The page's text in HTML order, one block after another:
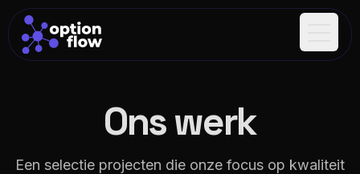
Open
Ons werk
Een selectie projecten die onze focus op kwaliteit